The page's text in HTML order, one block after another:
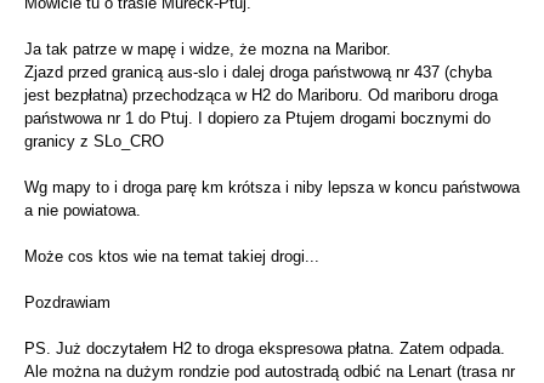
Ja tak patrze w mapę i widze, że mozna na Maribor.
Zjazd przed granicą aus-slo i dalej droga państwową nr 437 (chyba
jest bezpłatna) przechodząca w H2 do Mariboru. Od mariboru droga
państwowa nr 1 do Ptuj. I dopiero za Ptujem drogami bocznymi do
granicy z SLo_CRO
Wg mapy to i droga parę km krótsza i niby lepsza w koncu państwowa
a nie powiatowa.
Może cos ktos wie na temat takiej drogi...
Pozdrawiam
PS. Już doczytałem H2 to droga ekspresowa płatna. Zatem odpada.
Ale można na dużym rondzie pod autostradą odbić na Lenart (trasa nr